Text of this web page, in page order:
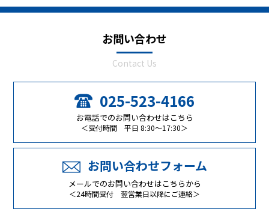
お問い合わせ
Contact Us
025-523-4166
お電話でのお問い合わせはこちら
＜受付時間 平日 8:30～17:30＞
お問い合わせフォーム
メールでのお問い合わせはこちらから
＜24時間受付 翌営業日以降にご連絡＞